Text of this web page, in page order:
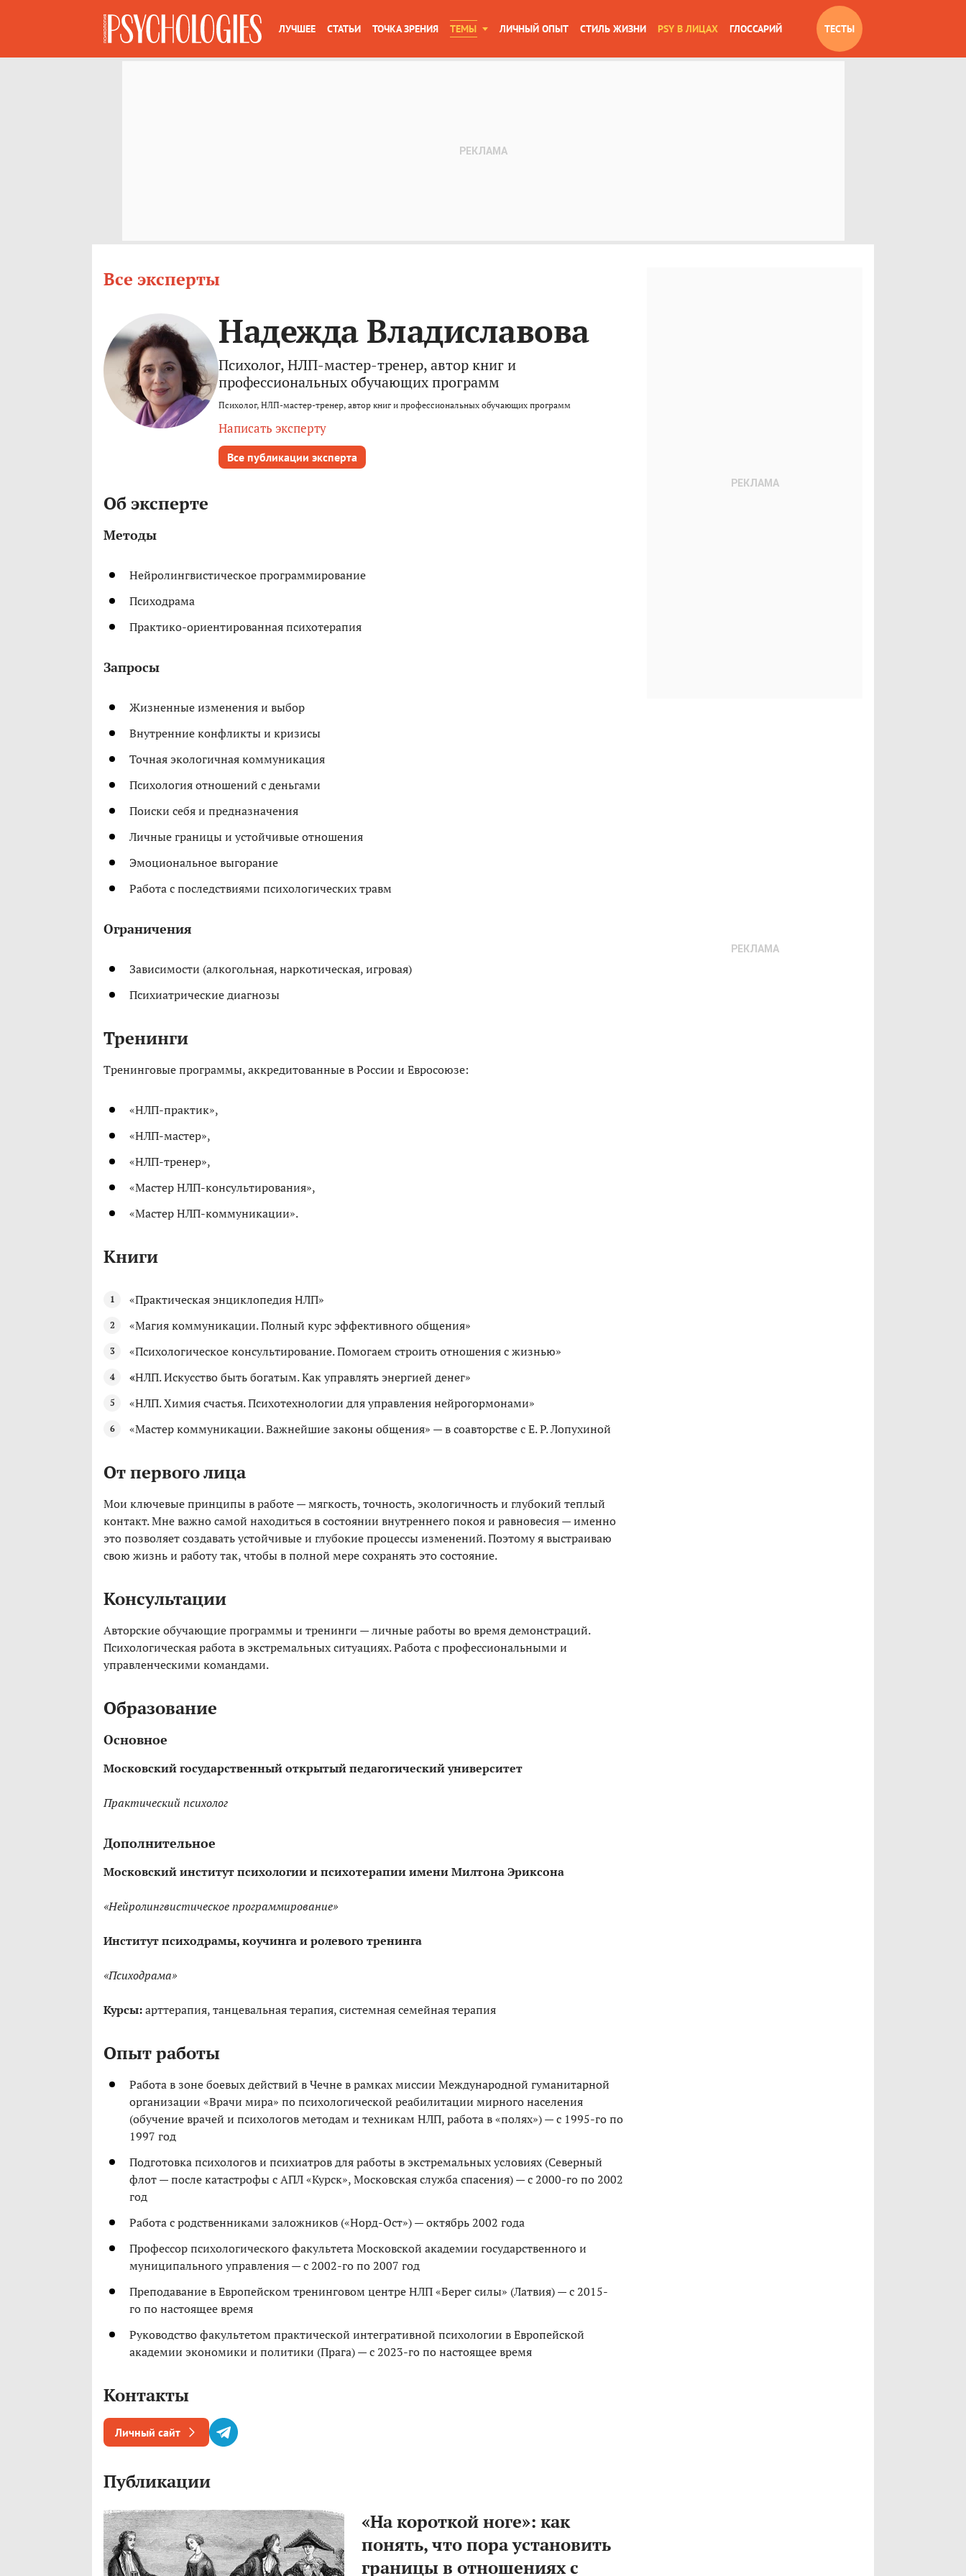
ЛУЧШЕЕ СТАТЬИ ТОЧКА ЗРЕНИЯ ТЕМЫ ЛИЧНЫЙ ОПЫТ СТИЛЬ ЖИЗНИ PSY В ЛИЦАХ ГЛОССАРИЙ ТЕСТЫ
Все эксперты
Надежда Владиславова
Психолог, НЛП-мастер-тренер, автор книг и
профессиональных обучающих программ
Психолог, НЛП-мастер-тренер, автор книг и профессиональных обучающих программ
Написать эксперту
Все публикации эксперта
Об эксперте
Методы
Нейролингвистическое программирование
Психодрама
Практико-ориентированная психотерапия
Запросы
Жизненные изменения и выбор
Внутренние конфликты и кризисы
Точная экологичная коммуникация
Психология отношений с деньгами
Поиски себя и предназначения
Личные границы и устойчивые отношения
Эмоциональное выгорание
Работа с последствиями психологических травм
Ограничения
Зависимости (алкогольная, наркотическая, игровая)
Психиатрические диагнозы
Тренинги
Тренинговые программы, аккредитованные в России и Евросоюзе:
«НЛП-практик»,
«НЛП-мастер»,
«НЛП-тренер»,
«Мастер НЛП-консультирования»,
«Мастер НЛП-коммуникации».
Книги
«Практическая энциклопедия НЛП»
«Магия коммуникации. Полный курс эффективного общения»
«Психологическое консультирование. Помогаем строить отношения с жизнью»
«НЛП. Искусство быть богатым. Как управлять энергией денег»
«НЛП. Химия счастья. Психотехнологии для управления нейрогормонами»
«Мастер коммуникации. Важнейшие законы общения» — в соавторстве с Е. Р. Лопухиной
От первого лица
Мои ключевые принципы в работе — мягкость, точность, экологичность и глубокий теплый
контакт. Мне важно самой находиться в состоянии внутреннего покоя и равновесия — именно
это позволяет создавать устойчивые и глубокие процессы изменений. Поэтому я выстраиваю
свою жизнь и работу так, чтобы в полной мере сохранять это состояние.
Консультации
Авторские обучающие программы и тренинги — личные работы во время демонстраций.
Психологическая работа в экстремальных ситуациях. Работа с профессиональными и
управленческими командами.
Образование
Основное
Московский государственный открытый педагогический университет
Практический психолог
Дополнительное
Московский институт психологии и психотерапии имени Милтона Эриксона
«Нейролингвистическое программирование»
Институт психодрамы, коучинга и ролевого тренинга
«Психодрама»
Курсы:арттерапия, танцевальная терапия, системная семейная терапия
Опыт работы
Работа в зоне боевых действий в Чечне в рамках миссии Международной гуманитарной
организации «Врачи мира» по психологической реабилитации мирного населения
(обучение врачей и психологов методам и техникам НЛП, работа в «полях») — с 1995-го по
1997 год
Подготовка психологов и психиатров для работы в экстремальных условиях (Северный
флот — после катастрофы с АПЛ «Курск», Московская служба спасения) — с 2000-го по 2002
год
Работа с родственниками заложников («Норд-Ост») — октябрь 2002 года
Профессор психологического факультета Московской академии государственного и
муниципального управления — с 2002-го по 2007 год
Преподавание в Европейском тренинговом центре НЛП «Берег силы» (Латвия) — с 2015-
го по настоящее время
Руководство факультетом практической интегративной психологии в Европейской
академии экономики и политики (Прага) — с 2023-го по настоящее время
Контакты
Личный сайт
Публикации
«На короткой ноге»: как
понять, что пора установить
границы в отношениях с